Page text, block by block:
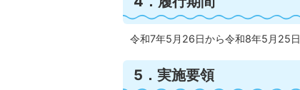
令和7年5月26日から令和8年5月25日
5．実施要領